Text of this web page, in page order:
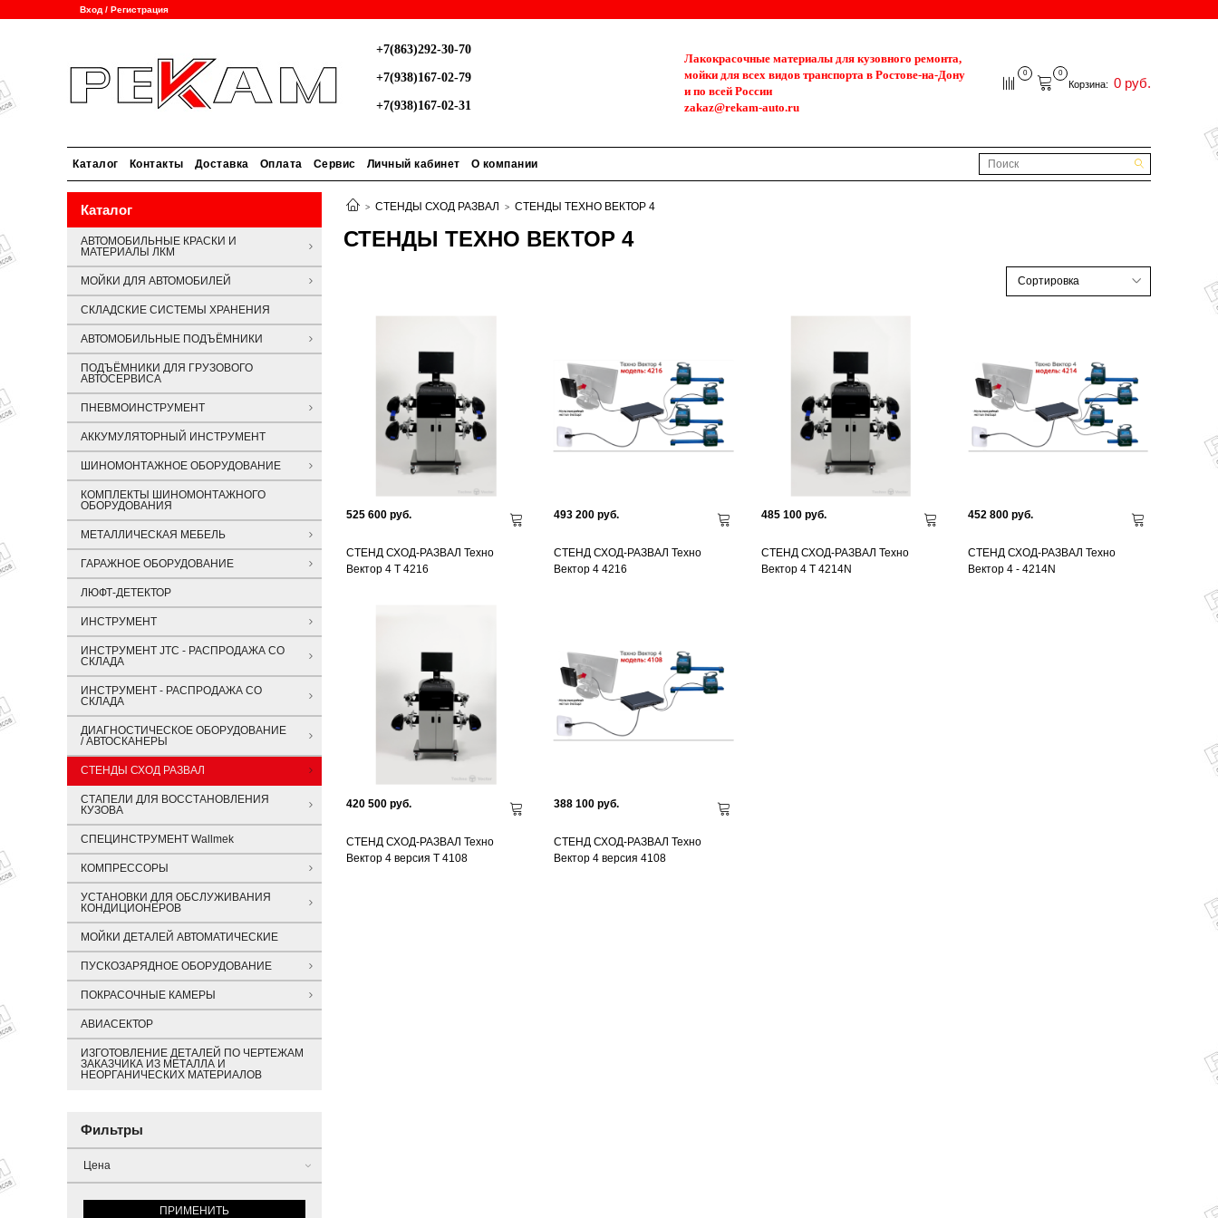
Вход / Регистрация
+7(863)292-30-70
+7(938)167-02-79
+7(938)167-02-31
Лакокрасочные материалы для кузовного ремонта,
мойки для всех видов транспорта в Ростове-на-Дону
и по всей России
zakaz@rekam-auto.ru
0 0
Корзина: 0 руб.
Каталог Контакты Доставка Оплата Сервис Личный кабинет О компании
СТЕНДЫ СХОД РАЗВАЛ СТЕНДЫ ТЕХНО ВЕКТОР 4
СТЕНДЫ ТЕХНО ВЕКТОР 4
525 600 руб.
СТЕНД СХОД-РАЗВАЛ Техно
Вектор 4 T 4216
493 200 руб.
СТЕНД СХОД-РАЗВАЛ Техно
Вектор 4 4216
485 100 руб.
СТЕНД СХОД-РАЗВАЛ Техно
Вектор 4 T 4214N
452 800 руб.
СТЕНД СХОД-РАЗВАЛ Техно
Вектор 4 - 4214N
420 500 руб.
СТЕНД СХОД-РАЗВАЛ Техно
Вектор 4 версия T 4108
388 100 руб.
СТЕНД СХОД-РАЗВАЛ Техно
Вектор 4 версия 4108
Каталог
АВТОМОБИЛЬНЫЕ КРАСКИ И
МАТЕРИАЛЫ ЛКМ
МОЙКИ ДЛЯ АВТОМОБИЛЕЙ
СКЛАДСКИЕ СИСТЕМЫ ХРАНЕНИЯ
АВТОМОБИЛЬНЫЕ ПОДЪЁМНИКИ
ПОДЪЁМНИКИ ДЛЯ ГРУЗОВОГО
АВТОСЕРВИСА
ПНЕВМОИНСТРУМЕНТ
АККУМУЛЯТОРНЫЙ ИНСТРУМЕНТ
ШИНОМОНТАЖНОЕ ОБОРУДОВАНИЕ
КОМПЛЕКТЫ ШИНОМОНТАЖНОГО
ОБОРУДОВАНИЯ
МЕТАЛЛИЧЕСКАЯ МЕБЕЛЬ
ГАРАЖНОЕ ОБОРУДОВАНИЕ
ЛЮФТ-ДЕТЕКТОР
ИНСТРУМЕНТ
ИНСТРУМЕНТ JTC - РАСПРОДАЖА СО
СКЛАДА
ИНСТРУМЕНТ - РАСПРОДАЖА СО
СКЛАДА
ДИАГНОСТИЧЕСКОЕ ОБОРУДОВАНИЕ
/ АВТОСКАНЕРЫ
СТЕНДЫ СХОД РАЗВАЛ
СТАПЕЛИ ДЛЯ ВОССТАНОВЛЕНИЯ
КУЗОВА
СПЕЦИНСТРУМЕНТ Wallmek
КОМПРЕССОРЫ
УСТАНОВКИ ДЛЯ ОБСЛУЖИВАНИЯ
КОНДИЦИОНЕРОВ
МОЙКИ ДЕТАЛЕЙ АВТОМАТИЧЕСКИЕ
ПУСКОЗАРЯДНОЕ ОБОРУДОВАНИЕ
ПОКРАСОЧНЫЕ КАМЕРЫ
АВИАСЕКТОР
ИЗГОТОВЛЕНИЕ ДЕТАЛЕЙ ПО ЧЕРТЕЖАМ
ЗАКАЗЧИКА ИЗ МЕТАЛЛА И
НЕОРГАНИЧЕСКИХ МАТЕРИАЛОВ
Фильтры
Цена
ПРИМЕНИТЬ